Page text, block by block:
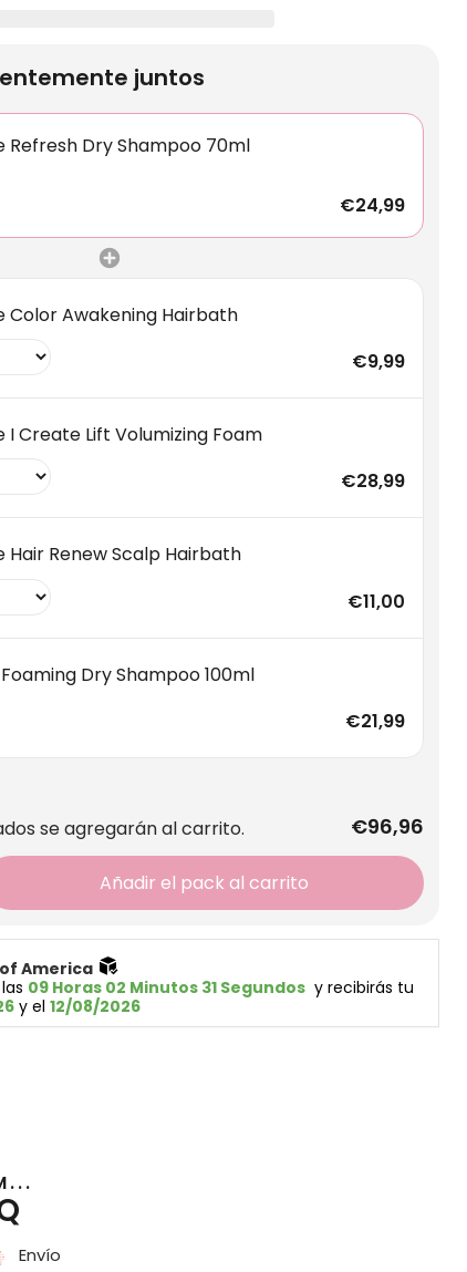
juntos
Refresh Dry Shampoo 70ml
€24,99
Color Awakening Hairbath
€9,99
I Create Lift Volumizing Foam
€28,99
Hair Renew Scalp Hairbath
€11,00
Dry Shampoo 100ml
€21,99
se agregarán al carrito.
€96,96
Añadir el pack al carrito
America
09 Horas 02 Minutos 30 Segundos
  y recibirás tu
y el 12/08/2026
Envío